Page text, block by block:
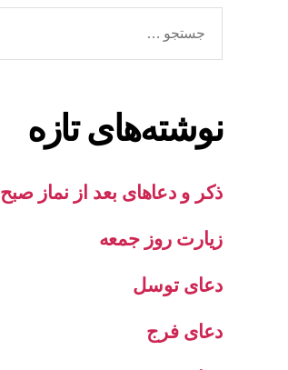
نوشته‌های تازه
ذکر و دعاهای بعد از نماز صبح
زیارت روز جمعه
دعای توسل
دعای فرج